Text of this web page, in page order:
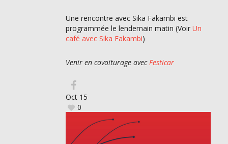
Une rencontre avec Sika Fakambi est
programmée le lendemain matin (Voir Un
café avec Sika Fakambi)
Venir en covoiturage avecFesticar
Oct 15
0